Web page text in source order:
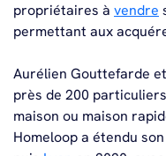
propriétaires à vendre
permettant aux
Aurélien Gouttefarde
près de 200
maison ou maison
Homeloop a étendu